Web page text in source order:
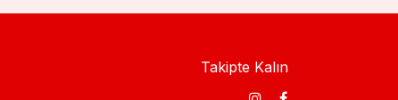
Takipte Kalın